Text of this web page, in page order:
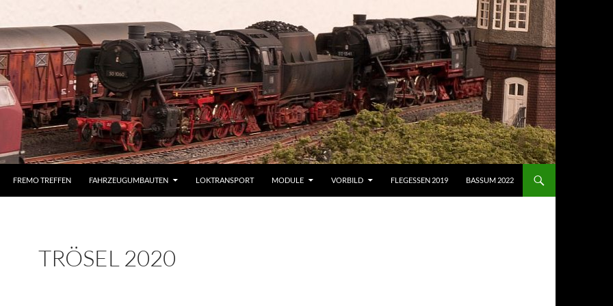
FREMO TREFFEN FAHRZEUGUMBAUTEN LOKTRANSPORT MODULE VORBILD FLEGESSEN 2019 BASSUM 2022
TRÖSEL 2020